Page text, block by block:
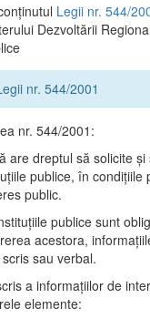
Legii nr. 544/
Dezvoltării
nr. 544/2001
nr. 544/2001:
are dreptul să solicite şi
publice, în condiţiile
public.
publice sunt
acestora,
sau verbal.
a informaţiilor de
elemente: